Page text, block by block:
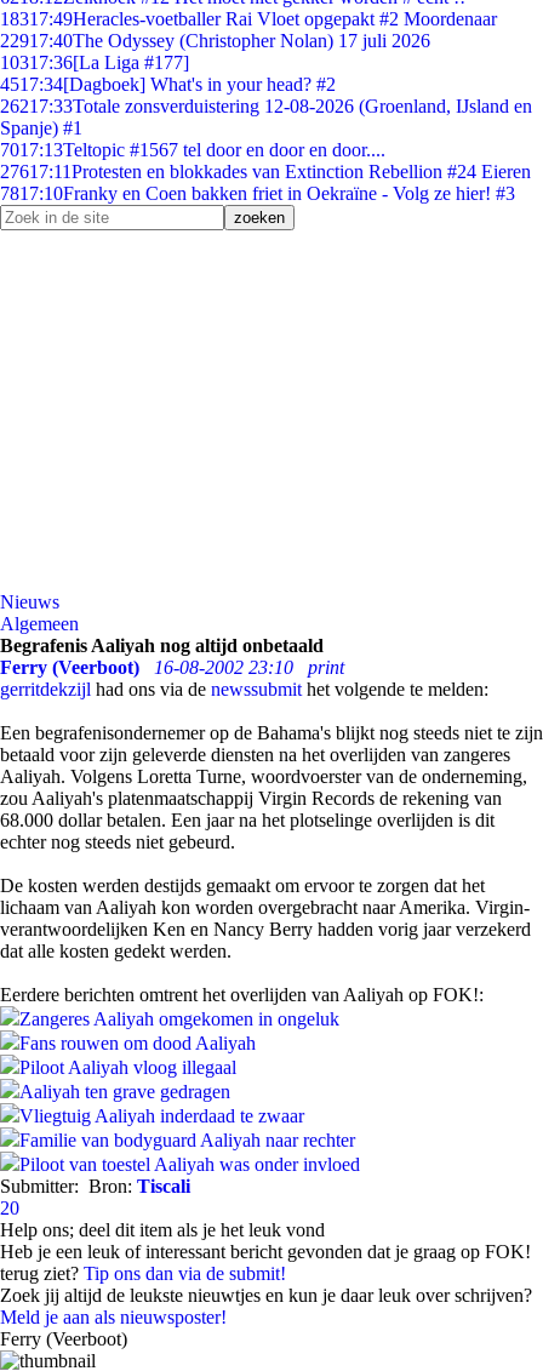
18317:49Heracles-voetballer Rai Vloet opgepakt #2 Moordenaar
22917:40The Odyssey (Christopher Nolan) 17 juli 2026
10317:36[La Liga #177]
4517:34[Dagboek] What's in your head? #2
26217:33Totale zonsverduistering 12-08-2026 (Groenland, IJsland en
Spanje) #1
7017:13Teltopic #1567 tel door en door en door....
27617:11Protesten en blokkades van Extinction Rebellion #24 Eieren
7817:10Franky en Coen bakken friet in Oekraïne - Volg ze hier! #3
Nieuws
Algemeen
Begrafenis Aaliyah nog altijd onbetaald
Ferry (Veerboot)
16-08-2002 23:10
print
gerritdekzijl had ons via de newssubmit het volgende te melden:
Een begrafenisondernemer op de Bahama's blijkt nog steeds niet te zijn
betaald voor zijn geleverde diensten na het overlijden van zangeres
Aaliyah. Volgens Loretta Turne, woordvoerster van de onderneming,
zou Aaliyah's platenmaatschappij Virgin Records de rekening van
68.000 dollar betalen. Een jaar na het plotselinge overlijden is dit
echter nog steeds niet gebeurd.
De kosten werden destijds gemaakt om ervoor te zorgen dat het
lichaam van Aaliyah kon worden overgebracht naar Amerika. Virgin-
verantwoordelijken Ken en Nancy Berry hadden vorig jaar verzekerd
dat alle kosten gedekt werden.
Eerdere berichten omtrent het overlijden van Aaliyah op FOK!:
Zangeres Aaliyah omgekomen in ongeluk
Fans rouwen om dood Aaliyah
Piloot Aaliyah vloog illegaal
Aaliyah ten grave gedragen
Vliegtuig Aaliyah inderdaad te zwaar
Familie van bodyguard Aaliyah naar rechter
Piloot van toestel Aaliyah was onder invloed
Submitter: Bron: Tiscali
20
Help ons; deel dit item als je het leuk vond
Heb je een leuk of interessant bericht gevonden dat je graag op FOK!
terug ziet? Tip ons dan via de submit!
Zoek jij altijd de leukste nieuwtjes en kun je daar leuk over schrijven?
Meld je aan als nieuwsposter!
Ferry (Veerboot)